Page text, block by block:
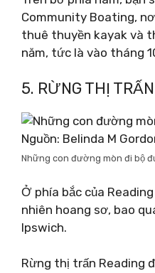
Community Boating,
thuê thuyền kayak và
năm, tức là vào tháng
5. RỪNG THỊ
Nguồn: Belinda M
Những con đường mòn đi bộ
Ở phía bắc của
nhiên hoang sơ, bao
Ipswich.
Rừng thị trấn Reading